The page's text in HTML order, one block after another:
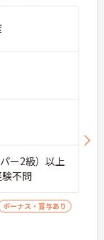
ー2級）以上
不問
ボーナス・賞与あり